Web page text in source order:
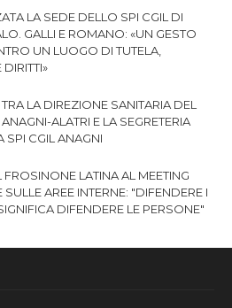
LA SEDE DELLO SPI CGIL DI
GALLI E ROMANO: «UN GESTO
UN LUOGO DI TUTELA,
LA DIREZIONE SANITARIA DEL
ALATRI E LA SEGRETERIA
SPI CGIL ANAGNI
FROSINONE LATINA AL MEETING
AREE INTERNE: "DIFENDERE I
DIFENDERE LE PERSONE"